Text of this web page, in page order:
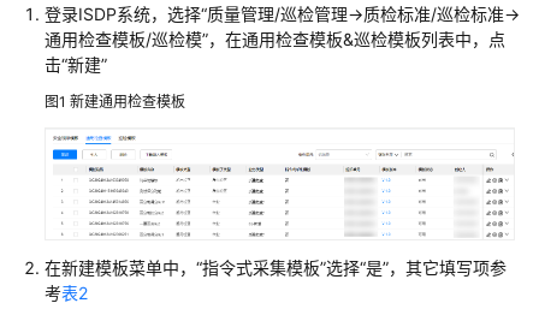
产
品
概
述
ISDP
能
整
登录ISDP系统，选择“质量管理/巡检管理->质检标准/巡检标准->
通用检查模板/巡检模”，在通用检查模板&巡检模板列表中，点
击“新建”
图1 新建通用检查模板
在新建模板菜单中，“指令式采集模板”选择“是”，其它填写项参
考表2